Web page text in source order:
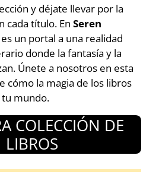
y déjate llevar por la
cada título. En Seren
un portal a una realidad
donde la fantasía y la
Únete a nosotros en esta
cómo la magia de los libros
mundo.
COLECCIÓN DE
LIBROS